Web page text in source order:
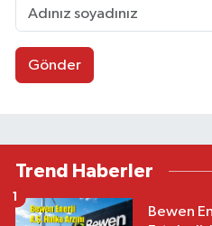
Gönder
Trend Haberler
Bewen
1